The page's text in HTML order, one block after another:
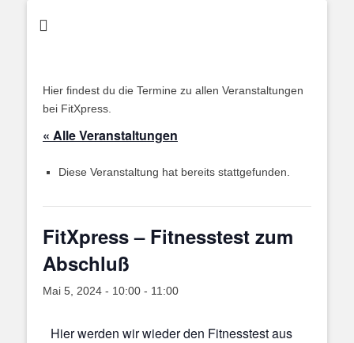
Hier findest du die Termine zu allen Veranstaltungen
bei FitXpress.
« Alle Veranstaltungen
Diese Veranstaltung hat bereits stattgefunden.
FitXpress – Fitnesstest zum
Abschluß
Mai 5, 2024 - 10:00 - 11:00
Hier werden wir wieder den Fitnesstest aus